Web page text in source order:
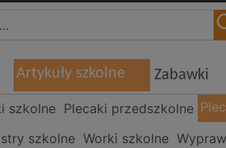
Artykuły szkolne Zabawki
szkolne Plecaki przedszkolne
szkolne Worki szkolne